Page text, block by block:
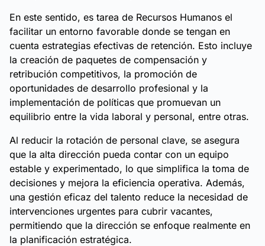
En este sentido, es tarea de Recursos Humanos el
facilitar un entorno favorable donde se tengan en
cuenta estrategias efectivas de retención. Esto incluye
la creación de paquetes de compensación y
retribución competitivos, la promoción de
oportunidades de desarrollo profesional y la
implementación de políticas que promuevan un
equilibrio entre la vida laboral y personal, entre otras.
Al reducir la rotación de personal clave, se asegura
que la alta dirección pueda contar con un equipo
estable y experimentado, lo que simplifica la toma de
decisiones y mejora la eficiencia operativa. Además,
una gestión eficaz del talento reduce la necesidad de
intervenciones urgentes para cubrir vacantes,
permitiendo que la dirección se enfoque realmente en
la planificación estratégica.